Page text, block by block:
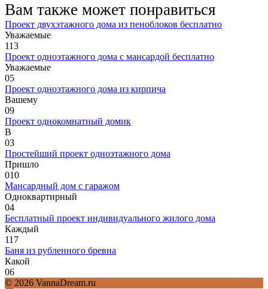
Вам также может понравиться
Проект двухэтажного дома из пеноблоков бесплатно
Уважаемые
113
Проект одноэтажного дома с мансардой бесплатно
Уважаемые
05
Проект одноэтажного дома из кирпича
Вашему
09
Проект однокомнатный домик
В
03
Простейший проект одноэтажного дома
Пришло
010
Мансардный дом с гаражом
Одноквартирный
04
Бесплатный проект индивидуального жилого дома
Каждый
117
Баня из рубленного бревна
Какой
06
© 2026 VannaDream.ru